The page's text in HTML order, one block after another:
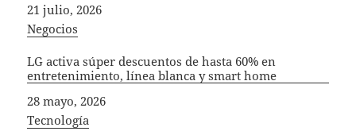
Fecha
21 julio, 2026
In relation to
Negocios
LG activa súper descuentos de hasta 60% en
entretenimiento, línea blanca y smart home
Fecha
28 mayo, 2026
In relation to
Tecnología